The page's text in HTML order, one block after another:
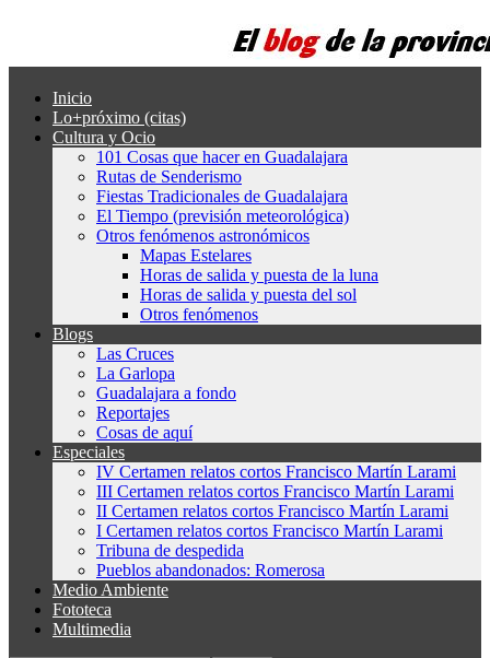
Inicio
Lo+próximo (citas)
Cultura y Ocio
101 Cosas que hacer en Guadalajara
Rutas de Senderismo
Fiestas Tradicionales de Guadalajara
El Tiempo (previsión meteorológica)
Otros fenómenos astronómicos
Mapas Estelares
Horas de salida y puesta de la luna
Horas de salida y puesta del sol
Otros fenómenos
Blogs
Las Cruces
La Garlopa
Guadalajara a fondo
Reportajes
Cosas de aquí
Especiales
IV Certamen relatos cortos Francisco Martín Larami
III Certamen relatos cortos Francisco Martín Larami
II Certamen relatos cortos Francisco Martín Larami
I Certamen relatos cortos Francisco Martín Larami
Tribuna de despedida
Pueblos abandonados: Romerosa
Medio Ambiente
Fototeca
Multimedia